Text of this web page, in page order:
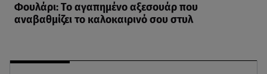
Φουλάρι: Το αγαπημένο αξεσουάρ που
αναβαθμίζει το καλοκαιρινό σου στυλ